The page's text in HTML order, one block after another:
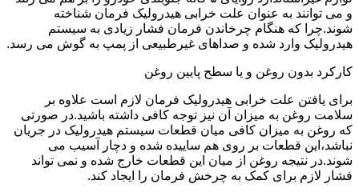
و می توانند به عنوان علت خرابی هیدرولیک فرمان شناخته
شوند.چرا که هنگام چرخاندن فرمان فشار زیادی به سیستم
هیدرولیک وارد شده و صداهای غیرطبیعی از پمپ به گوش می رسد.
کارکرد بدون روغن و یا سطح پایین روغن
برای یافتن علت خرابی هیدرولیک فرمان لازم است علاوه بر
سلامت روغن به میزان آن نیز توجه کافی داشته باشید.در صورتی
که روغن به میزان کافی میان قطعات سیستم هیدرولیک در جریان
نباشد،این قطعات بر روی هم ساییده شده و دچار آسیب می
شوند.در نتیجه روغن از میان این قطعات خارج شده و نمی تواند
فشار لازم برای کمک به چرخش فرمان را ایجاد کند.